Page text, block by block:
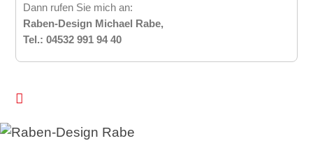
Dann rufen Sie mich an:
Raben-Design Michael Rabe,
Tel.: 04532 991 94 40